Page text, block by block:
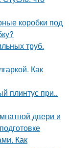
коробки под
труб.
Как
плинтус при..
двери и
Как